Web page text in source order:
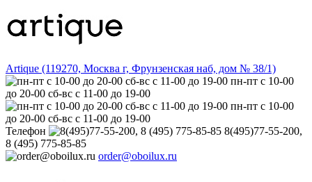
Artique (119270, Москва г, Фрунзенская наб, дом № 38/1)
пн-пт с 10-00
до 20-00 сб-вс с 11-00 до 19-00
пн-пт с 10-00
до 20-00 сб-вс с 11-00 до 19-00
Телефон
8(495)77-55-200,
8 (495) 775-85-85
order@oboilux.ru